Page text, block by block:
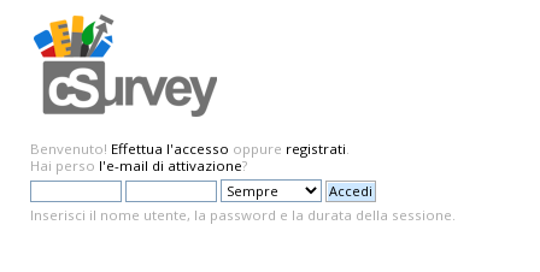
Benvenuto! Effettua l'accesso oppure registrati.
Hai perso l'e-mail di attivazione?
Inserisci il nome utente, la password e la durata della sessione.